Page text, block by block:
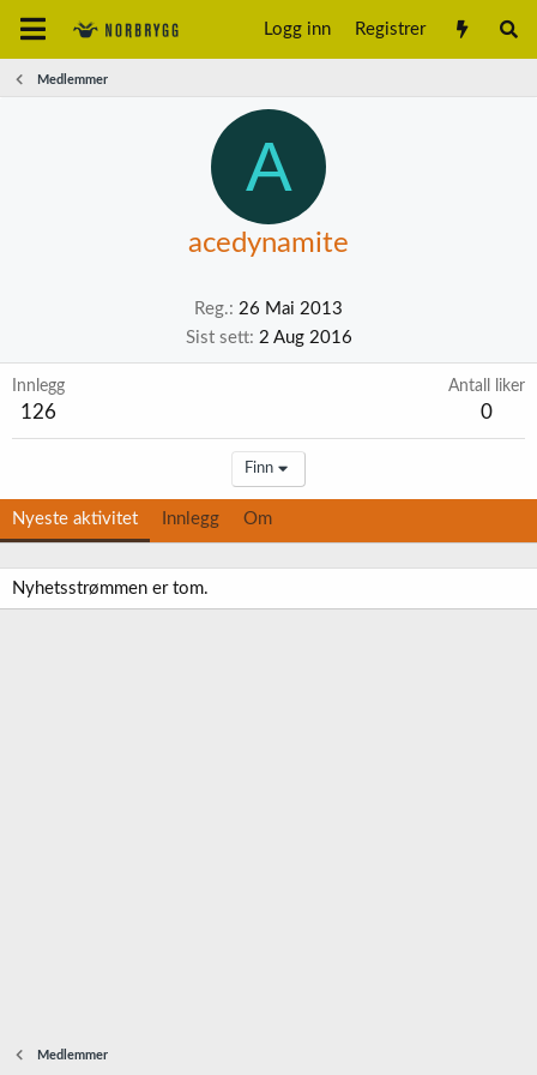
Logg inn Registrer
Medlemmer
A
acedynamite
Reg. 26 Mai 2013
Sist sett 2 Aug 2016
Innlegg
126
Antall liker
0
Finn
Nyeste aktivitet Innlegg Om
Nyhetsstrømmen er tom.
Medlemmer